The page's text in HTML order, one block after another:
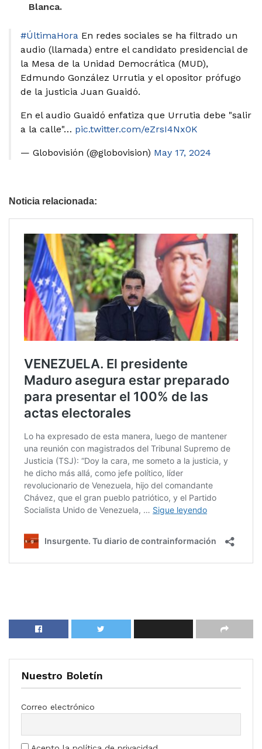
Blanca.
#ÚltimaHora En redes sociales se ha filtrado un
audio (llamada) entre el candidato presidencial de
la Mesa de la Unidad Democrática (MUD),
Edmundo González Urrutia y el opositor prófugo
de la justicia Juan Guaidó.
En el audio Guaidó enfatiza que Urrutia debe "salir
a la calle"… pic.twitter.com/eZrsI4Nx0K
— Globovisión (@globovision) May 17, 2024
Noticia relacionada:
Nuestro Boletín
Correo electrónico